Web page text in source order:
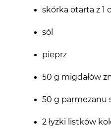
skórka otarta z 1
sól
pieprz
50 g migdałów
50 g parmezanu
2 łyżki listków